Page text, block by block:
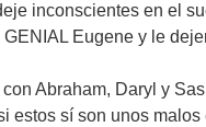
inconscientes en el
Eugene y le
Abraham, Daryl y
estos sí son unos